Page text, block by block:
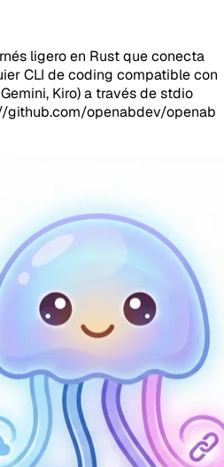
ligero en Rust que conecta
CLI de coding compatible con
Kiro) a través de stdio
github.com/openabdev/openab